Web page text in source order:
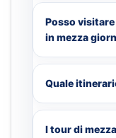
Posso
in mezza
Quale
I tour di